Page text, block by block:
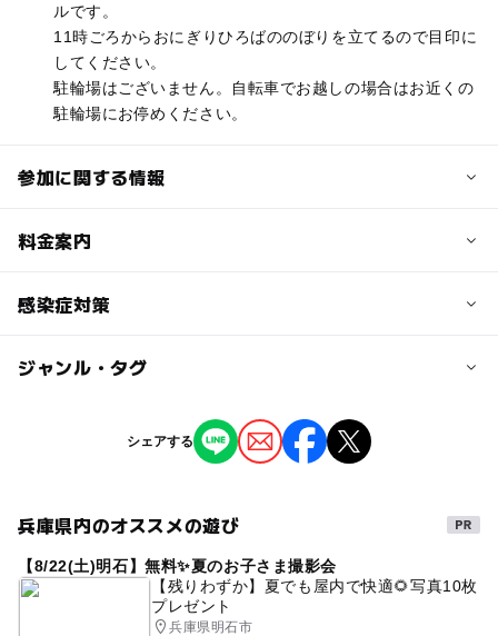
ルです。
11時ごろからおにぎりひろばののぼりを立てるので目印に
してください。
駐輪場はございません。自転車でお越しの場合はお近くの
駐輪場にお停めください。
参加に関する情報
対象年齢
料金案内
子供の料金
大人の料金詳細
中学生以上からいただきます
感染症対策
当イベントでは以下の対策を行っております。
・スタッフはマスクを着用しています
・入場時のアルコール消毒を実施しています
ジャンル・タグ
タグ
おにぎり 食育
シェアする
兵庫県内のオススメの遊び
【8/22(土)明石】無料✨夏のお子さま撮影会
【残りわずか】夏でも屋内で快適🌻写真10枚
プレゼント
兵庫県明石市